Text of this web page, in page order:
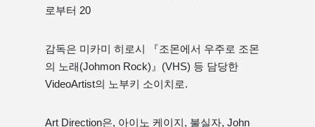
로부터 20
감독은 미카미 히로시 『조몬에서 우주로 조몬
의 노래(Johmon Rock)』(VHS) 등 담당한
VideoArtist의 노부키 소이치로.
Art Direction은, 아이노 케이지, 불실자, John